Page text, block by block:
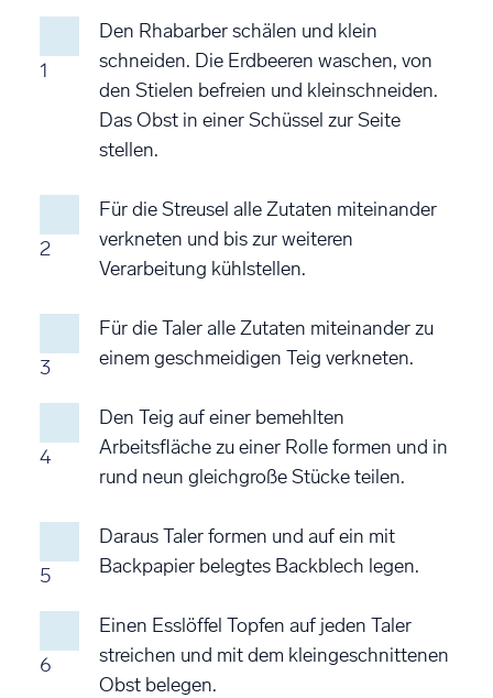
1
Den Rhabarber schälen und klein
schneiden. Die Erdbeeren waschen, von
den Stielen befreien und kleinschneiden.
Das Obst in einer Schüssel zur Seite
stellen.
2
Für die Streusel alle Zutaten miteinander
verkneten und bis zur weiteren
Verarbeitung kühlstellen.
3
Für die Taler alle Zutaten miteinander zu
einem geschmeidigen Teig verkneten.
4
Den Teig auf einer bemehlten
Arbeitsfläche zu einer Rolle formen und in
rund neun gleichgroße Stücke teilen.
5
Daraus Taler formen und auf ein mit
Backpapier belegtes Backblech legen.
6
Einen Esslöffel Topfen auf jeden Taler
streichen und mit dem kleingeschnittenen
Obst belegen.